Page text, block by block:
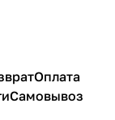
Оплата
Самовывоз